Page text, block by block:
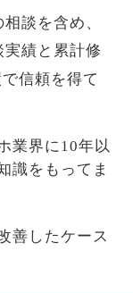
談を含め、
績と累計修
信頼を得て
業界に10年以
識をもってま
善したケース